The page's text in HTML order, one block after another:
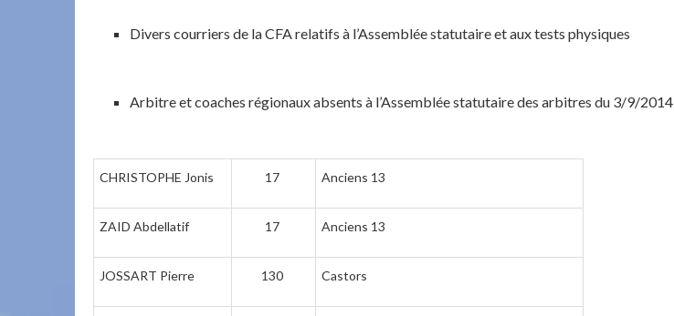
Divers courriers de la CFA relatifs à l’Assemblée statutaire et aux tests physiques
Arbitre et coaches régionaux absents à l’Assemblée statutaire des arbitres du 3/9/2014
CHRISTOPHE Jonis 17 Anciens 13
ZAID Abdellatif 17 Anciens 13
JOSSART Pierre 130 Castors